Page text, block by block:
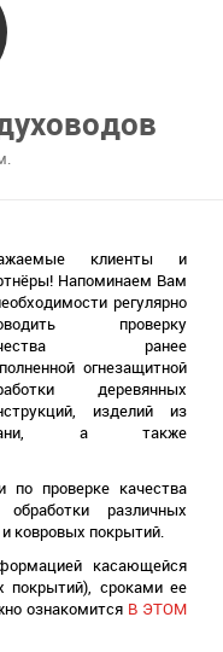
клиенты и
Напоминаем Вам
регулярно
проверку
ранее
огнезащитной
деревянных
изделий из
а также
по проверке качества
различных
ковровых покрытий.
касающейся
покрытий), сроками ее
ознакомится В ЭТОМ